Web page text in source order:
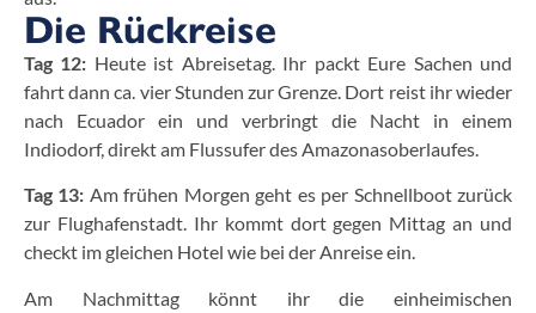
Die Rückreise
Tag 12: Heute ist Abreisetag. Ihr packt Eure Sachen und
fahrt dann ca. vier Stunden zur Grenze. Dort reist ihr wieder
nach Ecuador ein und verbringt die Nacht in einem
Indiodorf, direkt am Flussufer des Amazonasoberlaufes.
Tag 13: Am frühen Morgen geht es per Schnellboot zurück
zur Flughafenstadt. Ihr kommt dort gegen Mittag an und
checkt im gleichen Hotel wie bei der Anreise ein.
Am Nachmittag könnt ihr die einheimischen